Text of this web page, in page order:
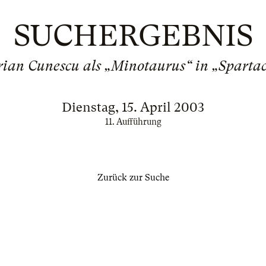
SUCHERGEBNIS
Cunescu als „Minotaurus“ in
Dienstag, 15. April 2003
11. Aufführung
Zurück zur Suche